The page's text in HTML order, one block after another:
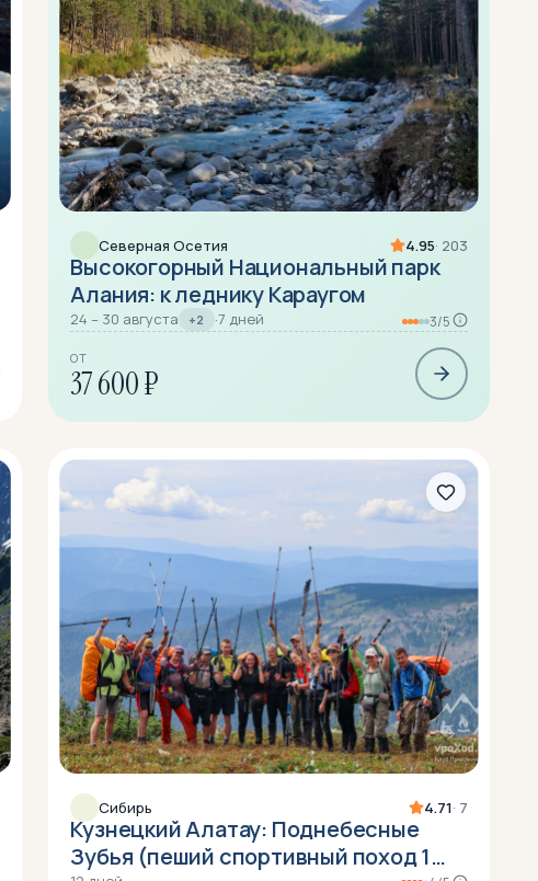
Северная Осетия 4.95· 203
Высокогорный Национальный парк
Алания: к леднику Караугом
24 – 30 августа +2 ·7 дней 3/5
ОТ
37 600 ₽
Сибирь 4.71· 7
Кузнецкий Алатау: Поднебесные
Зубья (пеший спортивный поход 1